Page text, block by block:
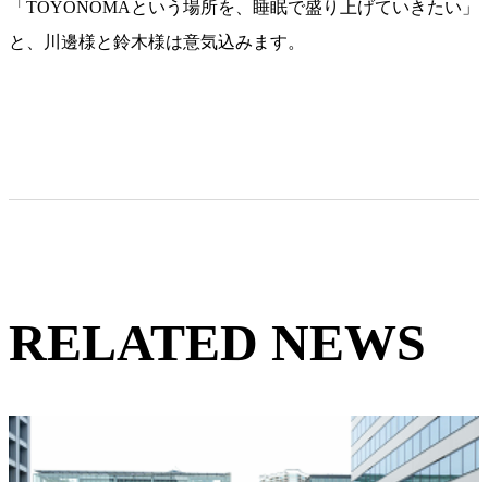
「TOYONOMAという場所を、睡眠で盛り上げていきたい」
と、川邊様と鈴木様は意気込みます。
RELATED NEWS